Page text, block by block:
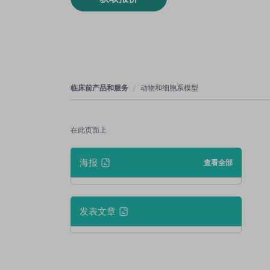
临床前产品和服务 动物和细胞系模型
在此页面上
海报 查看全部
发表文章